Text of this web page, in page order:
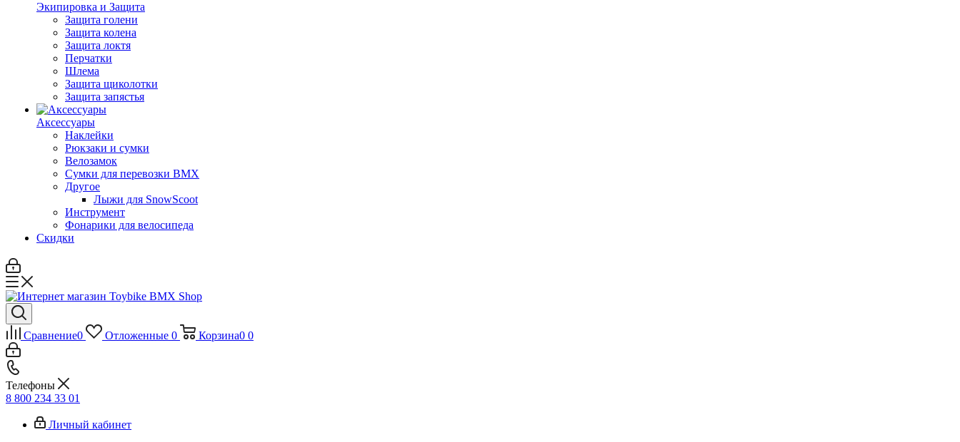
Экипировка и Защита
Защита голени
Защита колена
Защита локтя
Перчатки
Шлема
Защита щиколотки
Защита запястья
Аксессуары
Наклейки
Рюкзаки и сумки
Велозамок
Сумки для перевозки BMX
Другое
Лыжи для SnowScoot
Инструмент
Фонарики для велосипеда
Скидки
Сравнение0 Отложенные 0 Корзина0 0
Телефоны
8 800 234 33 01
Личный кабинет